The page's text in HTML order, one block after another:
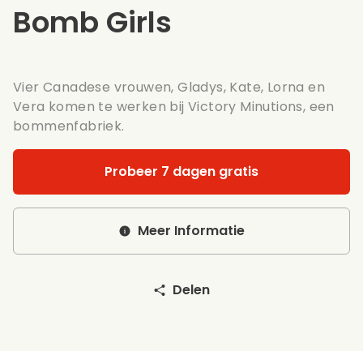
Bomb Girls
Vier Canadese vrouwen, Gladys, Kate, Lorna en
Vera komen te werken bij Victory Minutions, een
bommenfabriek.
Probeer 7 dagen gratis
Meer Informatie
Delen